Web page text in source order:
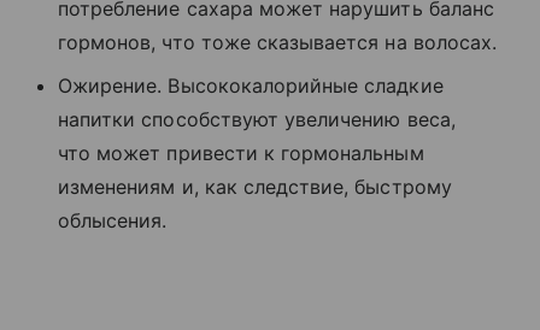
потребление сахара может нарушить баланс
гормонов, что тоже сказывается на волосах.
Ожирение. Высококалорийные сладкие
напитки способствуют увеличению веса,
что может привести к гормональным
изменениям и, как следствие, быстрому
облысения.